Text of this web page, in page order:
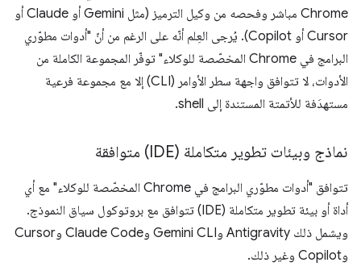
Chrome مباشر وفحصه من وكيل الترميز (مثل Gemini أو Claude أو
Cursor أو Copilot). يُرجى العِلم أنّه على الرغم من أنّ "أدوات مطوّري
البرامج في Chrome المخصّصة للوكلاء" توفّر المجموعة الكاملة من
الأدوات، لا تتوافق واجهة سطر الأوامر (CLI) إلا مع مجموعة فرعية
مستهدَفة للأتمتة المستندة إلى shell.
نماذج وبيئات تطوير متكاملة (IDE) متوافقة
تتوافق "أدوات مطوّري البرامج في Chrome المخصّصة للوكلاء" مع أي
أداة أو بيئة تطوير متكاملة (IDE) تتوافق مع بروتوكول سياق النموذج.
ويشمل ذلك Antigravity وGemini CLI وClaude Code وCursor
وCopilot وغير ذلك.